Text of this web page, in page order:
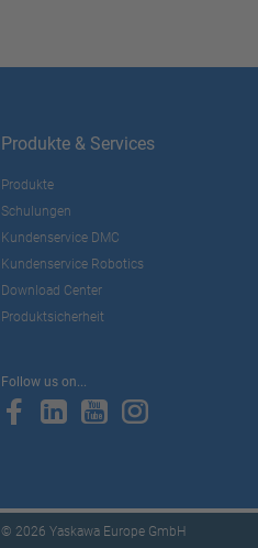
Produkte & Services
Produkte
Schulungen
Kundenservice DMC
Kundenservice Robotics
Download Center
Produktsicherheit
Follow us on...
© 2026 Yaskawa Europe GmbH